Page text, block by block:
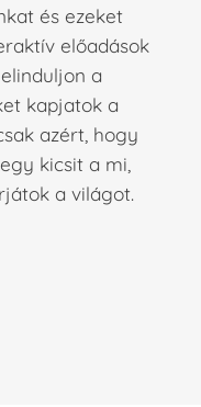
és ezeket
előadások
a
kapjatok a
azért, hogy
kicsit a mi,
a világot.